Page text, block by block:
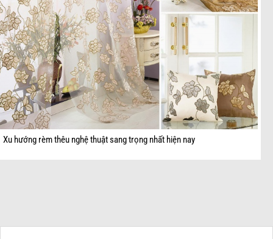
Xu hướng rèm thêu nghệ thuật sang trọng nhất hiện nay